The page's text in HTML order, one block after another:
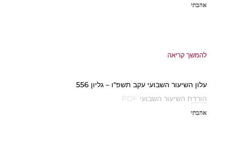
אהבתי
להמשך קריאה
עלון השיעור השבועי עקב תשפ"ו – גליון 556
הורדת השיעור השבועי PDF
אהבתי